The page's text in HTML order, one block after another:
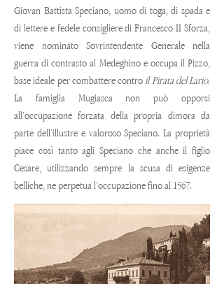
Giovan Battista Speciano, uomo di toga, di spada e
di lettere e fedele consigliere di Francesco II Sforza,
viene nominato Sovrintendente Generale nella
guerra di contrasto al Medeghino e occupa il Pizzo,
base ideale per combattere controil Pirata del Lario.
La famiglia Mugiasca non può opporsi
all’occupazione forzata della propria dimora da
parte dell’illustre e valoroso Speciano. La proprietà
piace così tanto agli Speciano che anche il figlio
Cesare, utilizzando sempre la scusa di esigenze
belliche, ne perpetua l’occupazione fino al 1567.